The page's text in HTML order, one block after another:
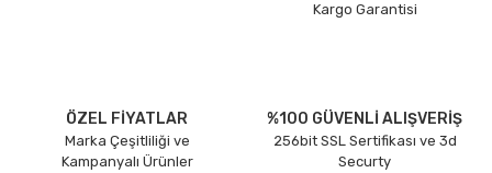
Kargo Garantisi
ÖZEL FİYATLAR
Marka Çeşitliliği ve
Kampanyalı Ürünler
%100 GÜVENLİ ALIŞVERİŞ
256bit SSL Sertifikası ve 3d
Securty